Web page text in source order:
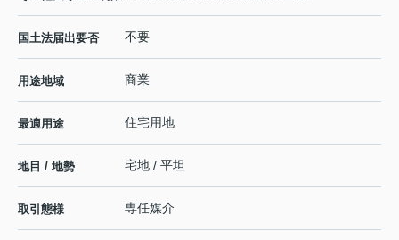
国土法届出要否 不要
用途地域 商業
最適用途 住宅用地
地目 / 地勢 宅地 / 平坦
取引態様 専任媒介